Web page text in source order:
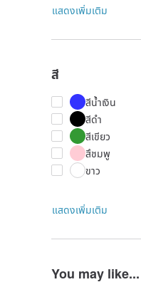
แสดงเพิ่มเติม
สี
สีน้ำเงิน
สีดำ
สีเขียว
สึชมพู
ขาว
แสดงเพิ่มเติม
You may like...